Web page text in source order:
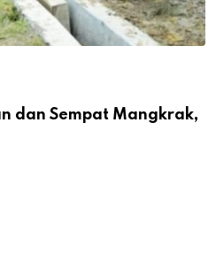
dan Sempat Mangkrak,